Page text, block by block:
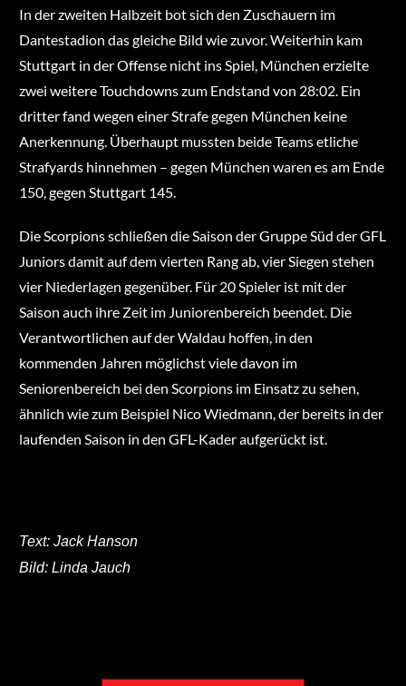
In der zweiten Halbzeit bot sich den Zuschauern im
Dantestadion das gleiche Bild wie zuvor. Weiterhin kam
Stuttgart in der Offense nicht ins Spiel, München erzielte
zwei weitere Touchdowns zum Endstand von 28:02. Ein
dritter fand wegen einer Strafe gegen München keine
Anerkennung. Überhaupt mussten beide Teams etliche
Strafyards hinnehmen – gegen München waren es am Ende
150, gegen Stuttgart 145.
Die Scorpions schließen die Saison der Gruppe Süd der GFL
Juniors damit auf dem vierten Rang ab, vier Siegen stehen
vier Niederlagen gegenüber. Für 20 Spieler ist mit der
Saison auch ihre Zeit im Juniorenbereich beendet. Die
Verantwortlichen auf der Waldau hoffen, in den
kommenden Jahren möglichst viele davon im
Seniorenbereich bei den Scorpions im Einsatz zu sehen,
ähnlich wie zum Beispiel Nico Wiedmann, der bereits in der
laufenden Saison in den GFL-Kader aufgerückt ist.
Text: Jack Hanson
Bild: Linda Jauch